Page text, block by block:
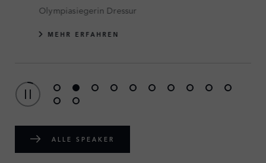
Olympiasiegerin Dressur
MEHR ERFAHREN
ALLE SPEAKER